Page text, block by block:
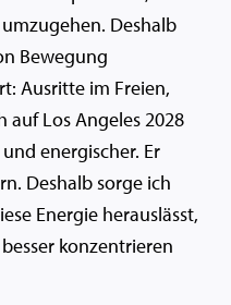
Deshalb
Bewegung
Ausritte im Freien,
auf Los Angeles 2028
energischer. Er
Deshalb sorge ich
Energie herauslässt,
konzentrieren